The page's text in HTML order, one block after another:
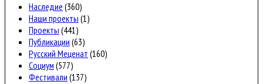
Наследие (360)
Наши проекты (1)
Проекты (441)
Публикации (63)
Русский Меценат (160)
Социум (577)
Фестивали (137)